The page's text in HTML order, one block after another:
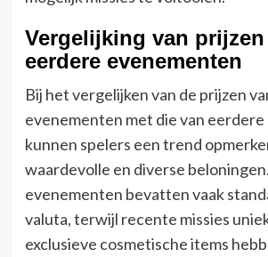
Vergelijking van prijzen
eerdere evenementen
Bij het vergelijken van de prijzen
evenementen met die van
kunnen spelers een trend
waardevolle en diverse
evenementen bevatten vaak
valuta, terwijl recente missies
exclusieve cosmetische items